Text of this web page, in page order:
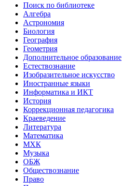
Поиск по библиотеке
Алгебра
Астрономия
Биология
География
Геометрия
Дополнительное образование
Естествознание
Изобразительное искусство
Иностранные языки
Информатика и ИКТ
История
Коррекционная педагогика
Краеведение
Литература
Математика
МХК
Музыка
ОБЖ
Обществознание
Право